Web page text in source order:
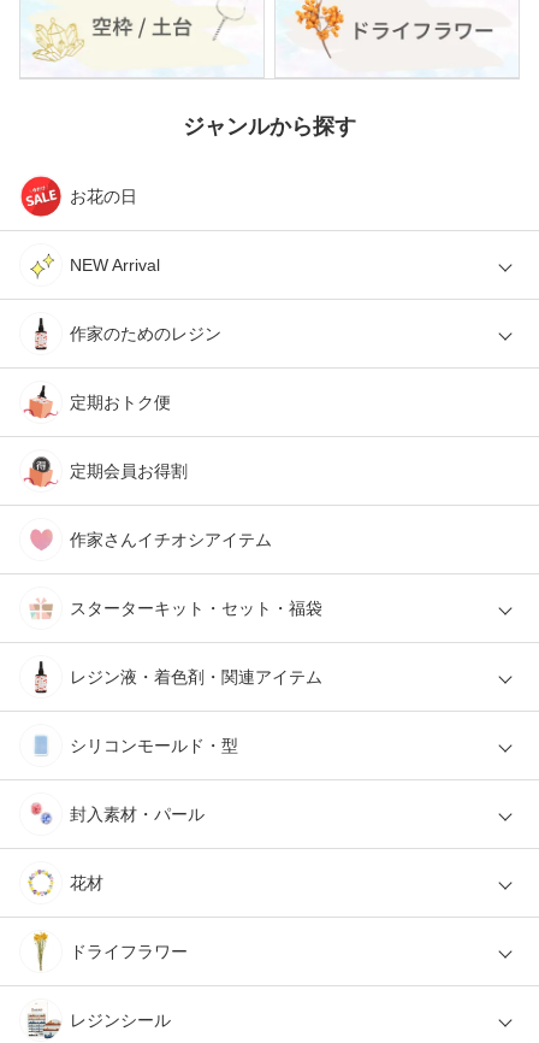
ジャンルから探す
お花の日
NEW Arrival
作家のためのレジン
定期おトク便
定期会員お得割
作家さんイチオシアイテム
スターターキット・セット・福袋
レジン液・着色剤・関連アイテム
シリコンモールド・型
封入素材・パール
花材
ドライフラワー
レジンシール